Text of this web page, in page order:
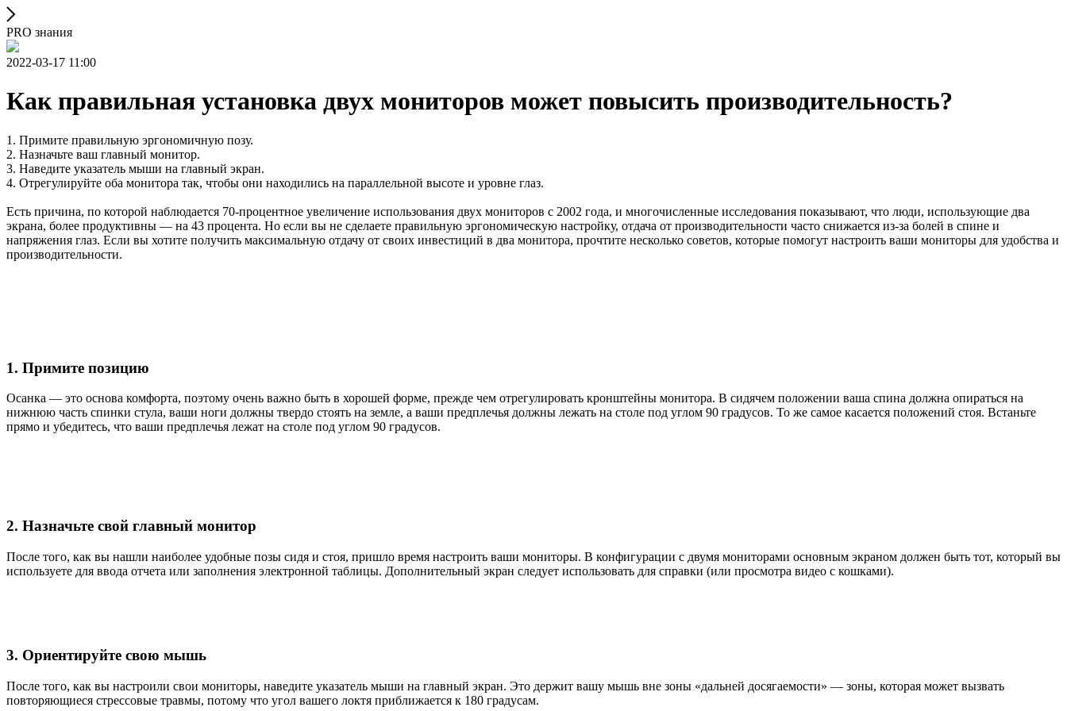
PRO знания
2022-03-17 11:00
Как правильная установка двух мониторов может повысить производительность?
1. Примите правильную эргономичную позу.
2. Назначьте ваш главный монитор.
3. Наведите указатель мыши на главный экран.
4. Отрегулируйте оба монитора так, чтобы они находились на параллельной высоте и уровне глаз.
Есть причина, по которой наблюдается 70-процентное увеличение использования двух мониторов с 2002 года, и многочисленные исследования показывают, что люди, использующие два
экрана, более продуктивны — на 43 процента. Но если вы не сделаете правильную эргономическую настройку, отдача от производительности часто снижается из-за болей в спине и
напряжения глаз. Если вы хотите получить максимальную отдачу от своих инвестиций в два монитора, прочтите несколько советов, которые помогут настроить ваши мониторы для удобства и
производительности.
1. Примите позицию
Осанка — это основа комфорта, поэтому очень важно быть в хорошей форме, прежде чем отрегулировать кронштейны монитора. В сидячем положении ваша спина должна опираться на
нижнюю часть спинки стула, ваши ноги должны твердо стоять на земле, а ваши предплечья должны лежать на столе под углом 90 градусов. То же самое касается положений стоя. Встаньте
прямо и убедитесь, что ваши предплечья лежат на столе под углом 90 градусов.
2. Назначьте свой главный монитор
После того, как вы нашли наиболее удобные позы сидя и стоя, пришло время настроить ваши мониторы. В конфигурации с двумя мониторами основным экраном должен быть тот, который вы
используете для ввода отчета или заполнения электронной таблицы. Дополнительный экран следует использовать для справки (или просмотра видео с кошками).
3. Ориентируйте свою мышь
После того, как вы настроили свои мониторы, наведите указатель мыши на главный экран. Это держит вашу мышь вне зоны «дальней досягаемости» — зоны, которая может вызвать
повторяющиеся стрессовые травмы, потому что угол вашего локтя приближается к 180 градусам.